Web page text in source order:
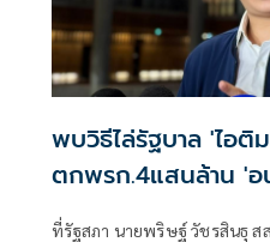
พบวิธีไล่รัฐบาล 'ไอติ
ตกพรก.4แสนล้าน '
ออก
ที่รัฐสภา นายพริษฐ์ วัชรสินธุ